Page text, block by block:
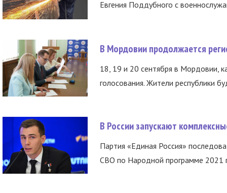
Евгения Поддубного с
В Мордовии продолжается
18, 19 и 20 сентября в Мордовии,
голосования. Жители республики
В России запускают
Партия «Единая Россия»
СВО по Народной программе 2021